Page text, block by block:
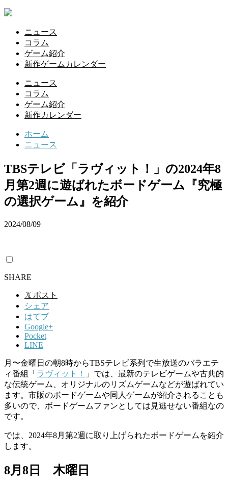
ニュース
コラム
ゲーム紹介
新作ゲームカレンダー
ニュース
コラム
ゲーム紹介
新作カレンダー
ホーム
ニュース
TBSテレビ「ラヴィット！」の2024年8
月第2週に遊ばれたボードゲーム『究極
の選択ゲーム』を紹介
2024/08/09
SHARE
𝕏 ポスト
シェア
はてブ
Google+
Pocket
LINE
月〜金曜日の朝8時からTBSテレビ系列で生放送のバラエテ
ィ番組「 ラヴィット！
」では、最新のテレビゲームや古典的
な伝統ゲーム、オリジナルのリズムゲームなどが遊ばれてい
ます。市販のボードゲームや同人ゲームが紹介されることも
多いので、ボードゲームファンとしては見逃せない番組なの
です。
では、2024年8月第2週に取り上げられたボードゲームを紹介
します。
8月8日 木曜日